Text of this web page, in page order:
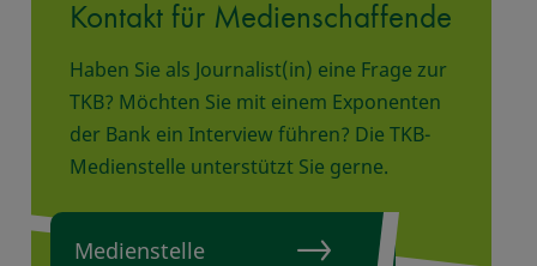
Kontakt für Medienschaffende
Haben Sie als Journalist(in) eine Frage zur
TKB? Möchten Sie mit einem Exponenten
der Bank ein Interview führen? Die TKB-
Medienstelle unterstützt Sie gerne.
Medienstelle